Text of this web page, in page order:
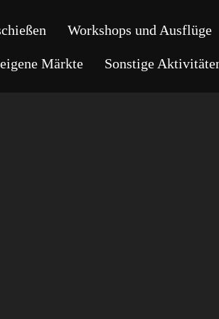
Workshops und Ausflüge
Märkte Sonstige